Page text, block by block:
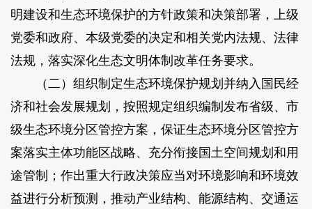
明建设和生态环境保护的方针政策和决策部署，上级
党委和政府、本级党委的决定和相关党内法规、法律
法规，落实深化生态文明体制改革任务要求。
（二）组织制定生态环境保护规划并纳入国民经
济和社会发展规划，按照规定组织编制发布省级、市
级生态环境分区管控方案，保证生态环境分区管控方
案落实主体功能区战略、充分衔接国土空间规划和用
途管制；作出重大行政决策应当对环境影响和环境效
益进行分析预测，推动产业结构、能源结构、交通运